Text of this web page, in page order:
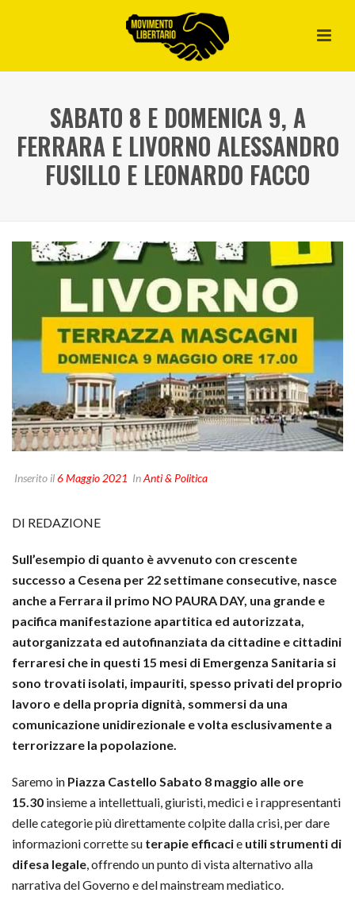
SABATO 8 E DOMENICA 9, A
FERRARA E LIVORNO ALESSANDRO
FUSILLO E LEONARDO FACCO
Inserito il6 Maggio 2021 InAnti & Politica
DI REDAZIONE
Sull’esempio di quanto è avvenuto con crescente
successo a Cesena per 22 settimane consecutive, nasce
anche a Ferrara il primo NO PAURA DAY, una grande e
pacifica manifestazione apartitica ed autorizzata,
autorganizzata ed autofinanziata da cittadine e cittadini
ferraresi che in questi 15 mesi di Emergenza Sanitaria si
sono trovati isolati, impauriti, spesso privati del proprio
lavoro e della propria dignità, sommersi da una
comunicazione unidirezionale e volta esclusivamente a
terrorizzare la popolazione.
Saremo in Piazza Castello Sabato 8 maggio alle ore
15.30 insieme a intellettuali, giuristi, medici e i rappresentanti
delle categorie più direttamente colpite dalla crisi, per dare
informazioni corrette su terapie efficacie utili strumenti di
difesa legale , offrendo un punto di vista alternativo alla
narrativa del Governo e del mainstream mediatico.